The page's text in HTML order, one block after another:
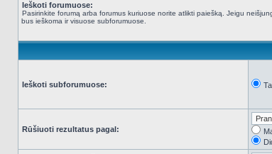
Ieškoti forumuose:
Pasirinkite forumą arba forumus kuriuose norite atlikti paiešką. Jeigu
bus ieškoma ir visuose subforumuose.
Ieškoti subforumuose:
Rūšiuoti rezultatus pagal: